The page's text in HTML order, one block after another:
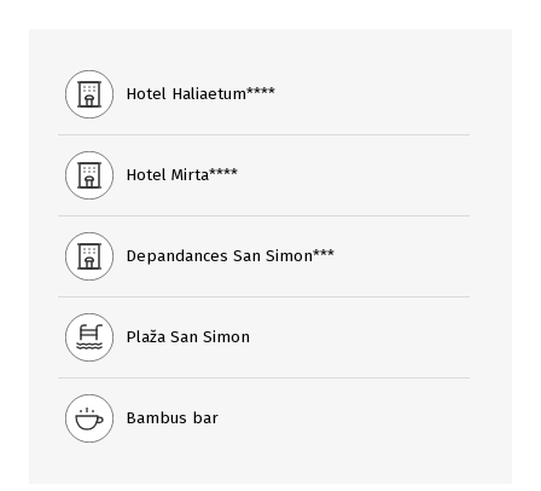
Hotel Haliaetum****
Hotel Mirta****
Depandances San Simon***
Plaža San Simon
Bambus bar